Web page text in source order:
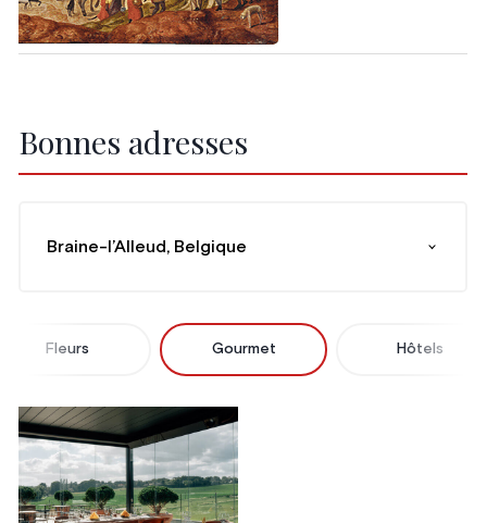
Bonnes adresses
Braine-l’Alleud, Belgique
Fleurs Gourmet Hôtels